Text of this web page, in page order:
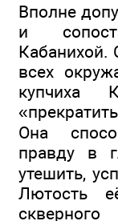
Вполне
и
Кабанихой.
всех
купчиха
Она
правду в
утешить,
Лютость